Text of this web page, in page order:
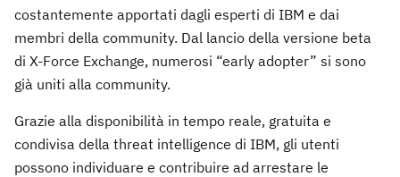
costantemente apportati dagli esperti di IBM e dai
membri della community. Dal lancio della versione beta
di X-Force Exchange, numerosi “early adopter” si sono
già uniti alla community.
Grazie alla disponibilità in tempo reale, gratuita e
condivisa della threat intelligence di IBM, gli utenti
possono individuare e contribuire ad arrestare le